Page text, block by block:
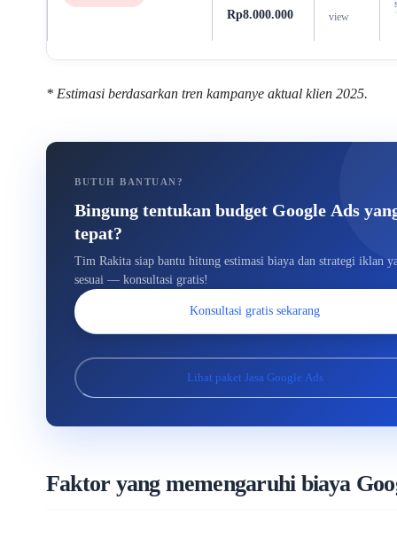
Rp8.000.000
view
* Estimasi berdasarkan tren kampanye aktual klien 2025.
BUTUH BANTUAN?
Bingung tentukan budget Google Ads
tepat?
Tim Rakita siap bantu hitung estimasi biaya dan strategi iklan
sesuai — konsultasi gratis!
Konsultasi gratis sekarang
Lihat paket Jasa Google Ads
Faktor yang memengaruhi biaya